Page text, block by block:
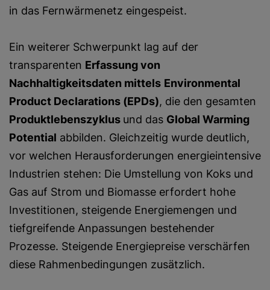
in das Fernwärmenetz eingespeist.
Ein weiterer Schwerpunkt lag auf der
transparenten Erfassung von
Nachhaltigkeitsdaten mittels Environmental
Product Declarations (EPDs), die den gesamten
Produktlebenszyklus und das Global Warming
Potential abbilden. Gleichzeitig wurde deutlich,
vor welchen Herausforderungen energieintensive
Industrien stehen: Die Umstellung von Koks und
Gas auf Strom und Biomasse erfordert hohe
Investitionen, steigende Energiemengen und
tiefgreifende Anpassungen bestehender
Prozesse. Steigende Energiepreise verschärfen
diese Rahmenbedingungen zusätzlich.